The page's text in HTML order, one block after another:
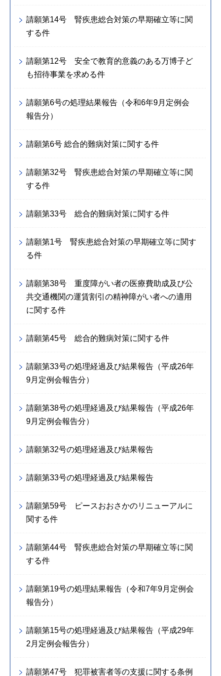
請願第14号 腎疾患総合対策の早期確立等に関
する件
請願第12号 安全で教育的意義のある万博子ど
も招待事業を求める件
請願第6号の処理結果報告（令和6年9月定例会
報告分）
請願第6号 総合的難病対策に関する件
請願第32号 腎疾患総合対策の早期確立等に関
する件
請願第33号 総合的難病対策に関する件
請願第1号 腎疾患総合対策の早期確立等に関す
る件
請願第38号 重度障がい者の医療費助成及び公
共交通機関の運賃割引の精神障がい者への適用
に関する件
請願第45号 総合的難病対策に関する件
請願第33号の処理経過及び結果報告（平成26年
9月定例会報告分）
請願第38号の処理経過及び結果報告（平成26年
9月定例会報告分）
請願第32号の処理経過及び結果報告
請願第33号の処理経過及び結果報告
請願第59号 ピースおおさかのリニューアルに
関する件
請願第44号 腎疾患総合対策の早期確立等に関
する件
請願第19号の処理結果報告（令和7年9月定例会
報告分）
請願第15号の処理経過及び結果報告（平成29年
2月定例会報告分）
請願第47号 犯罪被害者等の支援に関する条例